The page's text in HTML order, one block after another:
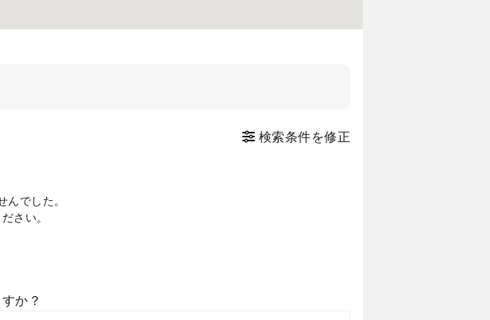
検索条件を修正
んでした。
さい。
か？